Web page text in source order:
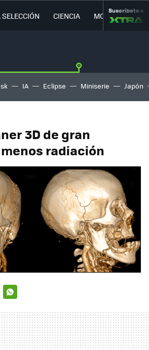
CIENCIA MOVILIDAD
Suscríbete a
IA Eclipse Miniserie Japón
3D de gran
radiación